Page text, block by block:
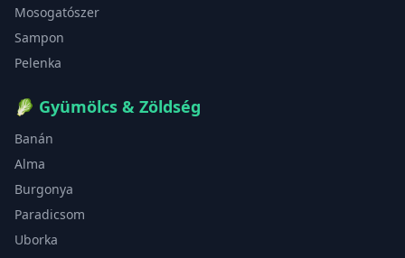
Mosogatószer
Sampon
Pelenka
🥬 Gyümölcs & Zöldség
Banán
Alma
Burgonya
Paradicsom
Uborka